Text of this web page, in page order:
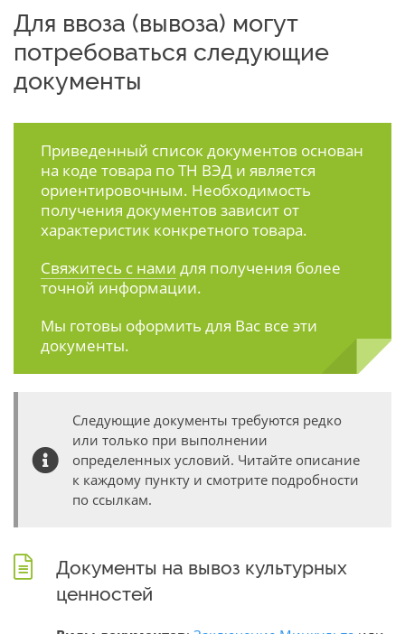
Для ввоза (вывоза) могут
потребоваться следующие
документы
Приведенный список документов основан
на коде товара по ТН ВЭД и является
ориентировочным. Необходимость
получения документов зависит от
характеристик конкретного товара.
Свяжитесь с нами для получения более
точной информации.
Мы готовы оформить для Вас все эти
документы.
Следующие документы требуются редко
или только при выполнении
определенных условий. Читайте описание
к каждому пункту и смотрите подробности
по ссылкам.
Документы на вывоз культурных
ценностей